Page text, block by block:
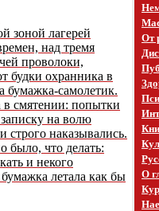
зоной лагерей
над тремя
проволоки,
будки охранника в
бумажка-самолетик.
смятении: попытки
на волю
строго наказывались.
было, что делать:
и некого
летала как бы
От
О